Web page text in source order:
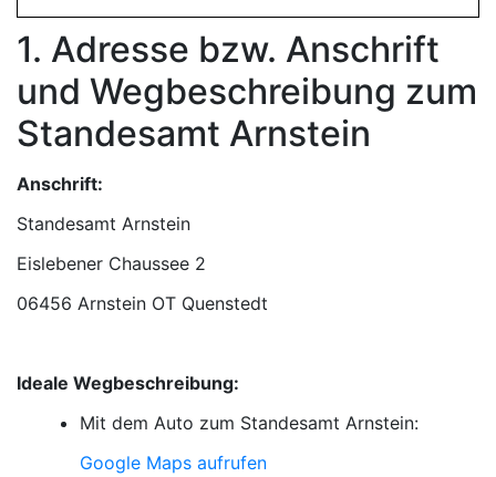
1. Adresse bzw. Anschrift
und Wegbeschreibung zum
Standesamt Arnstein
Anschrift:
Standesamt Arnstein
06456 Arnstein OT Quenstedt
Ideale Wegbeschreibung:
Mit dem Auto zum Standesamt Arnstein:
Google Maps aufrufen